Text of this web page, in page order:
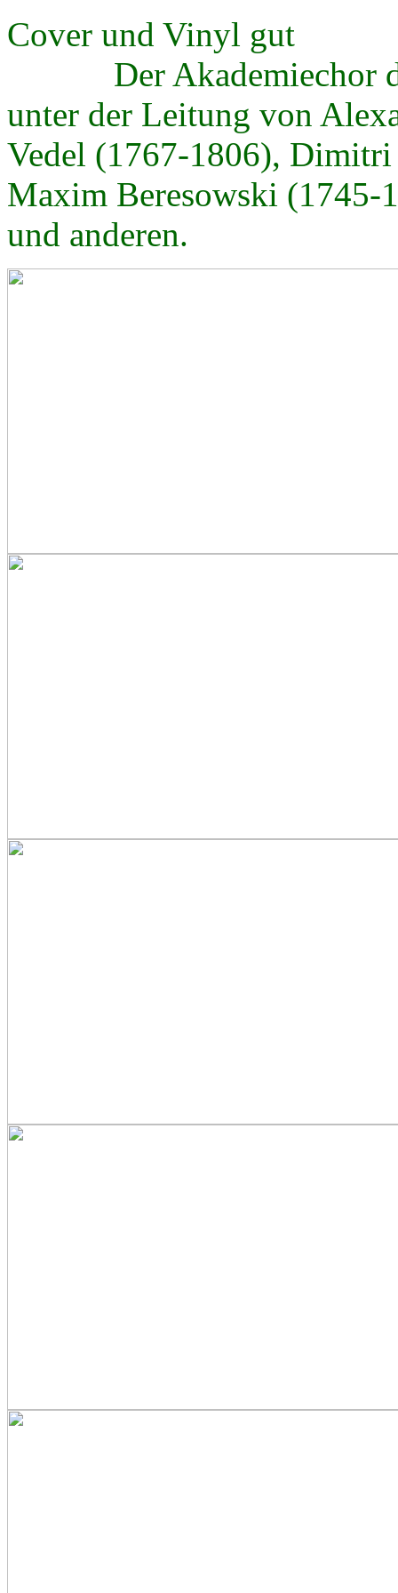
Cover und Vinyl gut
Der Akademiechor
unter der Leitung von
Vedel (1767-1806),
Maxim Beresowski
und anderen.